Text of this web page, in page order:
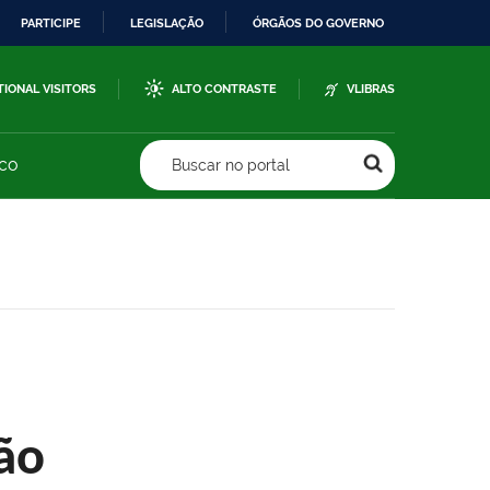
PARTICIPE LEGISLAÇÃO ÓRGÃOS DO GOVERNO
VISITORS ALTO CONTRASTE VLIBRAS
Buscar no portal